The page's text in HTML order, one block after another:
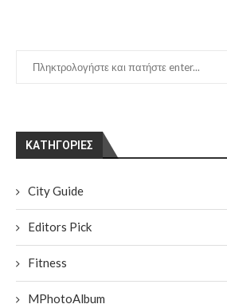
KΑΤΗΓΟΡΊΕΣ
City Guide
Editors Pick
Fitness
MPhotoAlbum